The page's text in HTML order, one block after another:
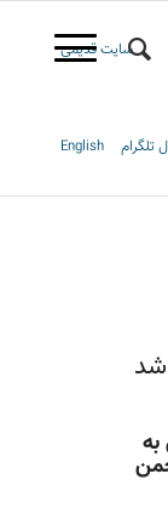
سایت قدیمی
تلگرام English
شد